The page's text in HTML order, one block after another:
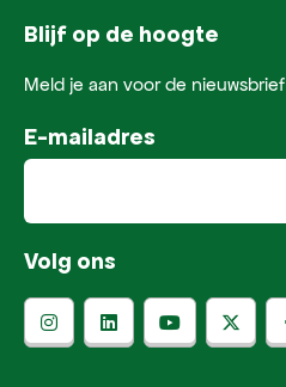
Blijf op de hoogte
Meld je aan voor de nieuwsbrief
E-mailadres
Volg ons